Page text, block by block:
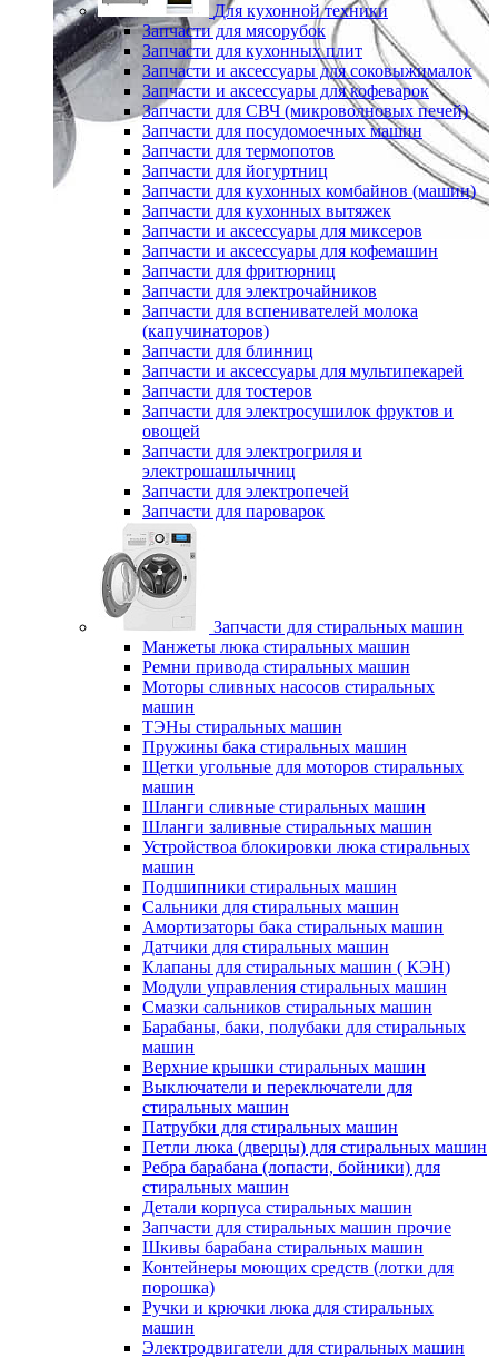
Для кухонной техники
Запчасти для мясорубок
Запчасти для кухонных плит
Запчасти и аксессуары для соковыжималок
Запчасти и аксессуары для кофеварок
Запчасти для СВЧ (микроволновых печей)
Запчасти для посудомоечных машин
Запчасти для термопотов
Запчасти для йогуртниц
Запчасти для кухонных комбайнов (машин)
Запчасти для кухонных вытяжек
Запчасти и аксессуары для миксеров
Запчасти и аксессуары для кофемашин
Запчасти для фритюрниц
Запчасти для электрочайников
Запчасти для вспенивателей молока
(капучинаторов)
Запчасти для блинниц
Запчасти и аксессуары для мультипекарей
Запчасти для тостеров
Запчасти для электросушилок фруктов и
овощей
Запчасти для электрогриля и
электрошашлычниц
Запчасти для электропечей
Запчасти для пароварок
Запчасти для стиральных машин
Манжеты люка стиральных машин
Ремни привода стиральных машин
Моторы сливных насосов стиральных
машин
ТЭНы стиральных машин
Пружины бака стиральных машин
Щетки угольные для моторов стиральных
машин
Шланги сливные стиральных машин
Шланги заливные стиральных машин
Устройствоа блокировки люка стиральных
машин
Подшипники стиральных машин
Сальники для стиральных машин
Амортизаторы бака стиральных машин
Датчики для стиральных машин
Клапаны для стиральных машин ( КЭН)
Модули управления стиральных машин
Смазки сальников стиральных машин
Барабаны, баки, полубаки для стиральных
машин
Верхние крышки стиральных машин
Выключатели и переключатели для
стиральных машин
Патрубки для стиральных машин
Петли люка (дверцы) для стиральных машин
Ребра барабана (лопасти, бойники) для
стиральных машин
Детали корпуса стиральных машин
Запчасти для стиральных машин прочие
Шкивы барабана стиральных машин
Контейнеры моющих средств (лотки для
порошка)
Ручки и крючки люка для стиральных
машин
Электродвигатели для стиральных машин